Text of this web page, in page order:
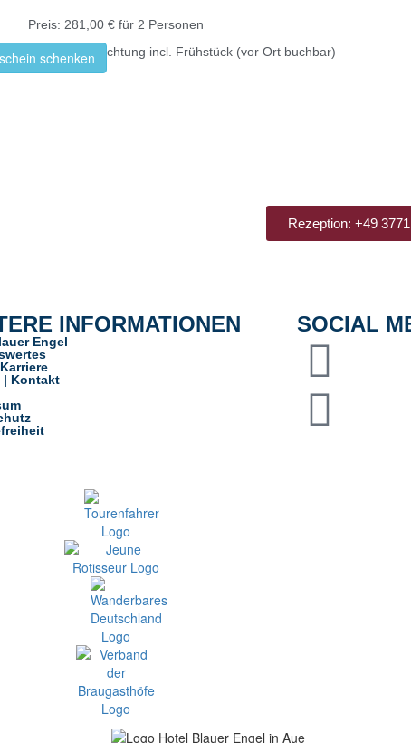
schenken
Preis: 281,00 € für 2 Personen
jede Folgeübernachtung incl. Frühstück (vor Ort buchbar)
Rezeption: +49
INFORMATIONEN
Engel
| Kontakt
SOCIAL